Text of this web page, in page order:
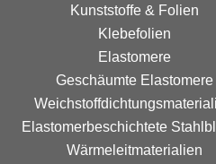
Kunststoffe & Folien
Klebefolien
Elastomere
Geschäumte Elastomere
Elastomer­beschichtete
Wärmeleitmaterialien